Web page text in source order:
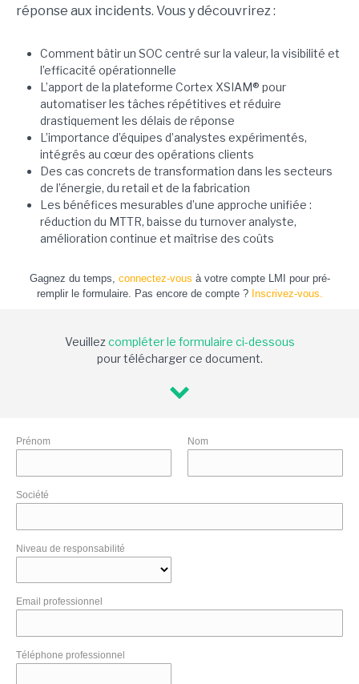
réponse aux incidents. Vous y découvrirez :
Comment bâtir un SOC centré sur la valeur, la visibilité et
l’efficacité opérationnelle
L’apport de la plateforme Cortex XSIAM®️ pour
automatiser les tâches répétitives et réduire
drastiquement les délais de réponse
L’importance d’équipes d’analystes expérimentés,
intégrés au cœur des opérations clients
Des cas concrets de transformation dans les secteurs
de l’énergie, du retail et de la fabrication
Les bénéfices mesurables d’une approche unifiée :
réduction du MTTR, baisse du turnover analyste,
amélioration continue et maîtrise des coûts
Gagnez du temps, connectez-vous à votre compte LMI pour pré-
remplir le formulaire. Pas encore de compte ? Inscrivez-vous.
Veuillezcompléter le formulaire ci-dessous
pour télécharger ce document.
Prénom Nom
Société
Niveau de responsabilité
Email professionnel
Téléphone professionnel